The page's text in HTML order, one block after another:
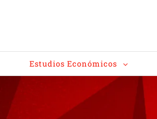
Estudios Económicos